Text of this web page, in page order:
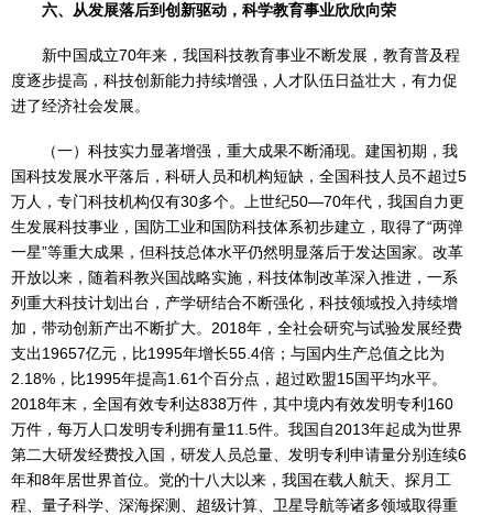
六、从发展落后到创新驱动，科学教育事业欣欣向荣
新中国成立70年来，我国科技教育事业不断发展，教育普及程
度逐步提高，科技创新能力持续增强，人才队伍日益壮大，有力促
进了经济社会发展。
（一）科技实力显著增强，重大成果不断涌现。建国初期，我
国科技发展水平落后，科研人员和机构短缺，全国科技人员不超过5
万人，专门科技机构仅有30多个。上世纪50—70年代，我国自力更
生发展科技事业，国防工业和国防科技体系初步建立，取得了“两弹
一星”等重大成果，但科技总体水平仍然明显落后于发达国家。改革
开放以来，随着科教兴国战略实施，科技体制改革深入推进，一系
列重大科技计划出台，产学研结合不断强化，科技领域投入持续增
加，带动创新产出不断扩大。2018年，全社会研究与试验发展经费
支出19657亿元，比1995年增长55.4倍；与国内生产总值之比为
2.18%，比1995年提高1.61个百分点，超过欧盟15国平均水平。
2018年末，全国有效专利达838万件，其中境内有效发明专利160
万件，每万人口发明专利拥有量11.5件。我国自2013年起成为世界
第二大研发经费投入国，研发人员总量、发明专利申请量分别连续6
年和8年居世界首位。党的十八大以来，我国在载人航天、探月工
程、量子科学、深海探测、超级计算、卫星导航等诸多领域取得重